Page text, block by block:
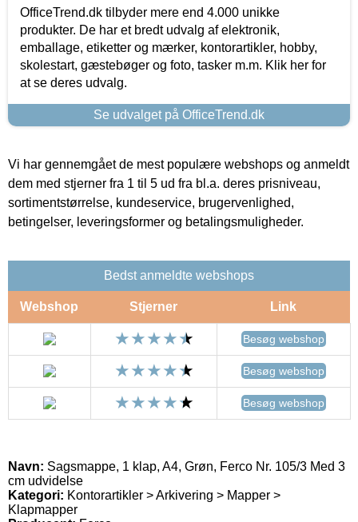
OfficeTrend.dk tilbyder mere end 4.000 unikke
produkter. De har et bredt udvalg af elektronik,
emballage, etiketter og mærker, kontorartikler, hobby,
skolestart, gæstebøger og foto, tasker m.m. Klik her for
at se deres udvalg.
Se udvalget på OfficeTrend.dk
Vi har gennemgået de mest populære webshops og anmeldt
dem med stjerner fra 1 til 5 ud fra bl.a. deres prisniveau,
sortimentstørrelse, kundeservice, brugervenlighed,
betingelser, leveringsformer og betalingsmuligheder.
Bedst anmeldte webshops
Webshop Stjerner Link
Besøg webshop
Besøg webshop
Besøg webshop
Navn: Sagsmappe, 1 klap, A4, Grøn, Ferco Nr. 105/3 Med 3
cm udvidelse
Kategori: Kontorartikler > Arkivering > Mapper >
Klapmapper